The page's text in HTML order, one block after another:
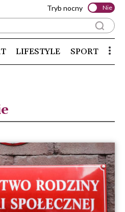
Tryb nocny Nie
LIFESTYLE SPORT